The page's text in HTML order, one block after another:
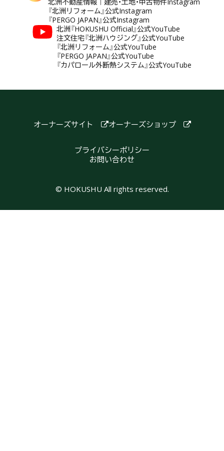
『北洲リフォーム』公式Instagram
『PERGO JAPAN』公式Instagram
北洲『HOKUSHU Official』公式YouTube
注文住宅『北洲ハウジング』公式YouTube
『北洲リフォーム』公式YouTube
『PERGO JAPAN』公式YouTube
『カパロール外断熱システム』公式YouTube
オーナーズサイト オーナーズショップ
プライバシーポリシー
お問い合わせ
© HOKUSHU All rights reserved.